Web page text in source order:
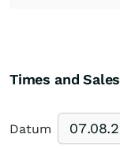
Times and Sales
Datum